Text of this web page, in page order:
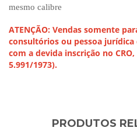
mesmo calibre
ATENÇÃO: Vendas somente
consultórios ou pessoa jurídica
com a devida inscrição no CRO,
5.991/1973).
PRODUTOS